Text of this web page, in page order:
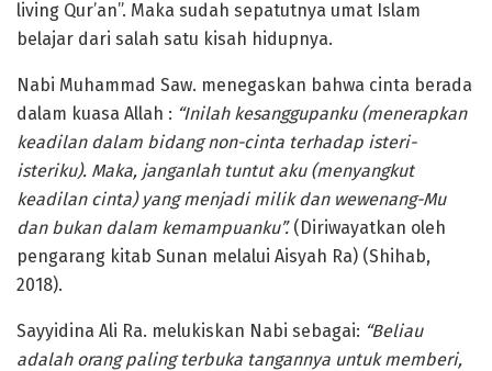
living Qur’an”. Maka sudah sepatutnya umat Islam
belajar dari salah satu kisah hidupnya.
Nabi Muhammad Saw. menegaskan bahwa cinta berada
dalam kuasa Allah : “Inilah kesanggupanku (menerapkan
keadilan dalam bidang non-cinta terhadap isteri-
isteriku). Maka, janganlah tuntut aku (menyangkut
keadilan cinta) yang menjadi milik dan wewenang-Mu
dan bukan dalam kemampuanku”. (Diriwayatkan oleh
pengarang kitab Sunan melalui Aisyah Ra) (Shihab,
2018).
Sayyidina Ali Ra. melukiskan Nabi sebagai: “Beliau
adalah orang paling terbuka tangannya untuk memberi,